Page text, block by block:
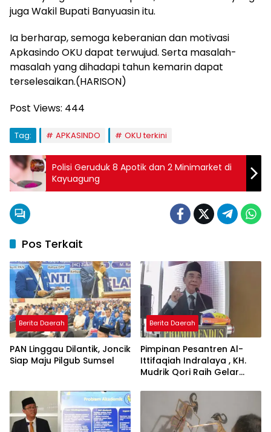
juga Wakil Bupati Banyuasin itu.
Ia berharap, semoga keberanian dan motivasi
Apkasindo OKU dapat terwujud. Serta masalah-
masalah yang dihadapi tahun kemarin dapat
terselesaikan.(HARISON)
Post Views: 444
Tag: APKASINDO OKU terkini
Polisi Geruduk 8 Apotik dan 2 Minimarket di
Kayuagung
Pos Terkait
Berita Daerah
PAN Linggau Dilantik, Joncik
Siap Maju Pilgub Sumsel
Berita Daerah
Pimpinan Pesantren Al-
Ittifaqiah Indralaya , KH.
Mudrik Qori Raih Gelar
Model Pembelajaran
Nagham Al-Qur’an di UMM